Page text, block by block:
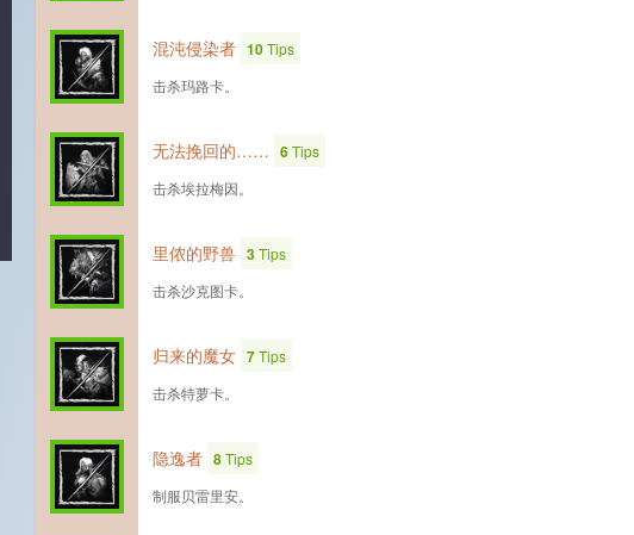
混沌侵染者 10Tips
击杀玛路卡。
无法挽回的…… 6Tips
击杀埃拉梅因。
里侬的野兽 3Tips
击杀沙克图卡。
归来的魔女 7Tips
击杀特萝卡。
隐逸者 8Tips
制服贝雷里安。